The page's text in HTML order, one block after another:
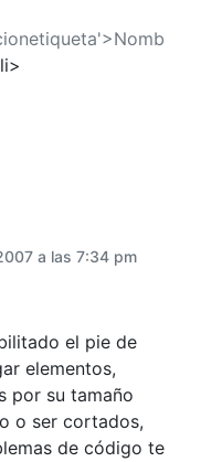
a las 7:34 pm
el pie de
elementos,
por su tamaño
o ser cortados,
de código te